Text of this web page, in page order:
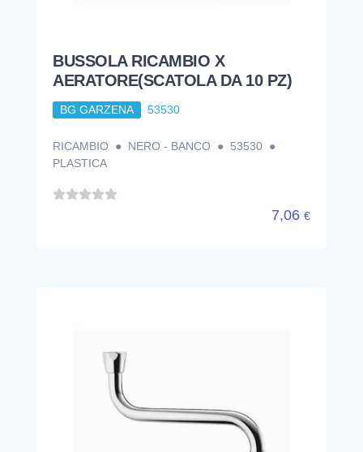
BUSSOLA RICAMBIO X
AERATORE(SCATOLA DA 10 PZ)
BG GARZENA 53530
RICAMBIO ● NERO - BANCO ● 53530 ●
PLASTICA
7,06 €